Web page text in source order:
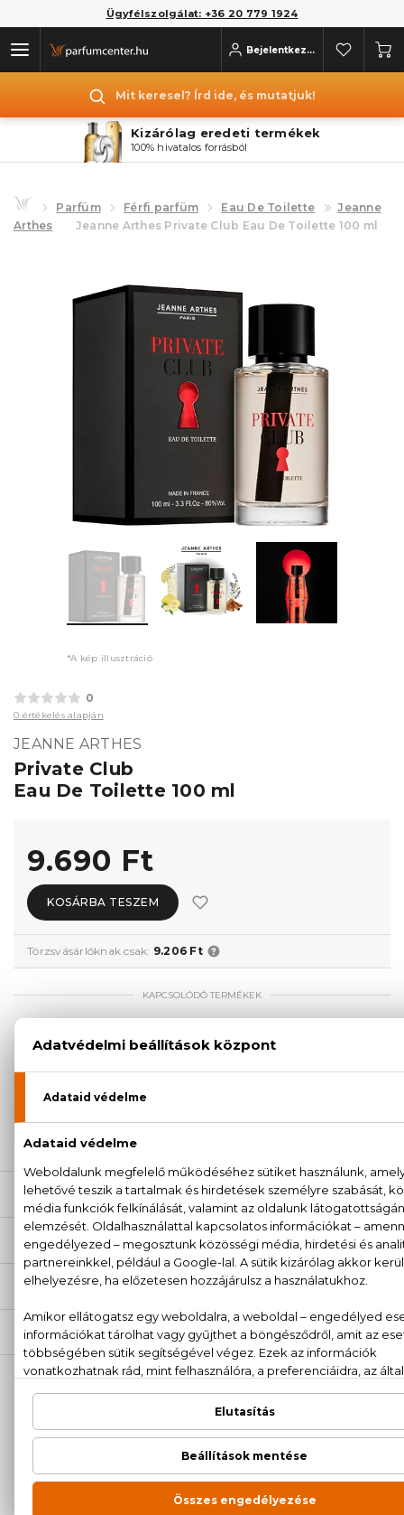
Ügyfélszolgálat: +36 20 779 1924
Bejelentkezés
Mit keresel? Írd ide, és mutatjuk!
Kizárólag eredeti termékek
100% hivatalos forrásból
Parfüm Férfi parfüm Eau De Toilette
Jeanne
Arthes
Jeanne Arthes Private Club Eau De Toilette 100 ml
*A kép illusztráció
0
0 értékelés alapján
JEANNE ARTHES
Private Club
Eau De Toilette 100 ml
9.690 Ft
KOSÁRBA TESZEM
Törzsvásárlóknak csak: 9.206 Ft
KAPCSOLÓDÓ TERMÉKEK
14 napos visszaküldési
garanciával
Kérdésed van, elakadtál? Hívd ügyfélszolgálatunkat:
LEÍRÁS
ÉRTÉKELÉSEK (0)
SZÁLLÍTÁS
NEKED AJÁNLJUK